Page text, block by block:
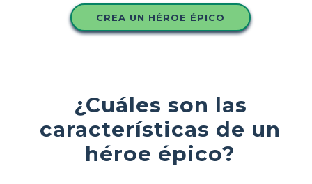
CREA UN HÉROE ÉPICO
¿Cuáles son las
características de un
héroe épico?